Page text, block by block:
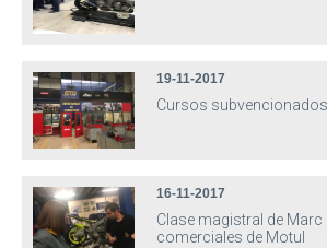
19-11-2017
Cursos subvencionados
16-11-2017
Clase magistral de Marc
comerciales de Motul